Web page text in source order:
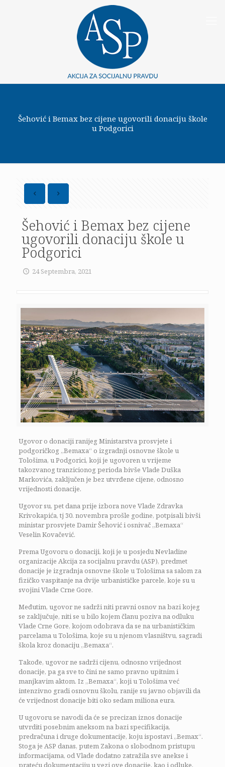
Šehović i Bemax bez cijene ugovorili donaciju škole
u Podgorici
Šehović i Bemax bez cijene
ugovorili donaciju škole u
Podgorici
24 Septembra, 2021
Ugovor o donaciji ranijeg Ministarstva prosvjete i
podgoričkog „Bemaxa“ o izgradnji osnovne škole u
Tološima, u Podgorici, koji je ugovoren u vrijeme
takozvanog tranzicionog perioda bivše Vlade Duška
Markovića, zaključen je bez utvrđene cijene, odnosno
vrijednosti donacije.
Ugovor su, pet dana prije izbora nove Vlade Zdravka
Krivokapića, tj 30. novembra prošle godine, potpisali bivši
ministar prosvjete Damir Šehović i osnivač „Bemaxa“
Veselin Kovačević.
Prema Ugovoru o donaciji, koji je u posjedu Nevladine
organizacije Akcija za socijalnu pravdu (ASP), predmet
donacije je izgradnja osnovne škole u Tološima sa salom za
fizičko vaspitanje na dvije urbanističke parcele, koje su u
svojini Vlade Crne Gore.
Međutim, ugovor ne sadrži niti pravni osnov na bazi kojeg
se zaključuje, niti se u bilo kojem članu poziva na odluku
Vlade Crne Gore, kojom odobrava da se na urbanističkim
parcelama u Tološima, koje su u njenom vlasništvu, sagradi
škola kroz donaciju „Bemaxa“.
Takođe, ugovor ne sadrži cijenu, odnosno vrijednost
donacije, pa ga sve to čini ne samo pravno upitnim i
manjkavim aktom. Iz „Bemaxa“, koji u Tološima već
intenzivno gradi osnovnu školu, ranije su javno objavili da
će vrijednost donacije biti oko sedam miliona eura.
U ugovoru se navodi da će se precizan iznos donacije
utvrditi posebnim aneksom na bazi specifikacija,
predračuna i druge dokumentacije, koju ispostavi „Bemax“.
Stoga je ASP danas, putem Zakona o slobodnom pristupu
informacijama, od Vlade dodatno zatražila sve anekse i
prateću dokumentaciju u vezi ove donacije, kao i odluke,